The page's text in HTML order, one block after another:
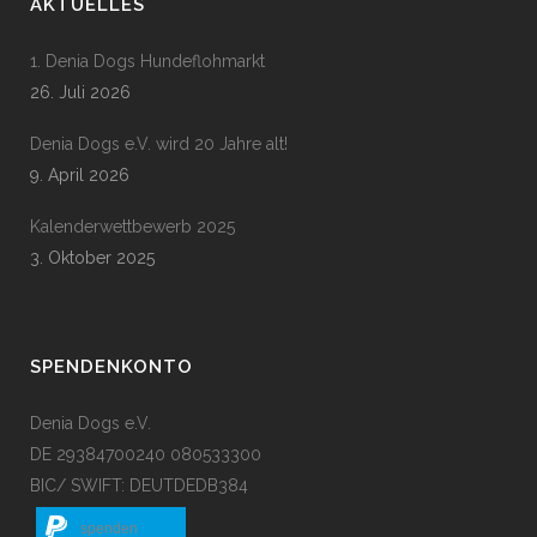
AKTUELLES
1. Denia Dogs Hundeflohmarkt
26. Juli 2026
Denia Dogs e.V. wird 20 Jahre alt!
9. April 2026
Kalenderwettbewerb 2025
3. Oktober 2025
SPENDENKONTO
Denia Dogs e.V.
DE 29384700240 080533300
BIC/ SWIFT: DEUTDEDB384
spenden